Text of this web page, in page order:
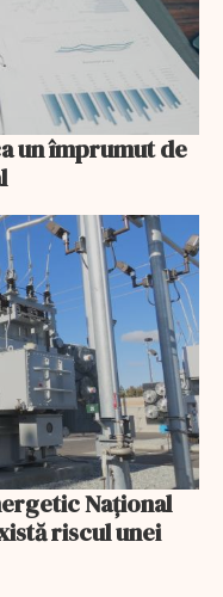
un împrumut de
Național
riscul unei